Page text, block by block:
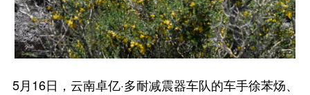
5月16日，云南卓亿·多耐减震器车队的车手徐苯炀、